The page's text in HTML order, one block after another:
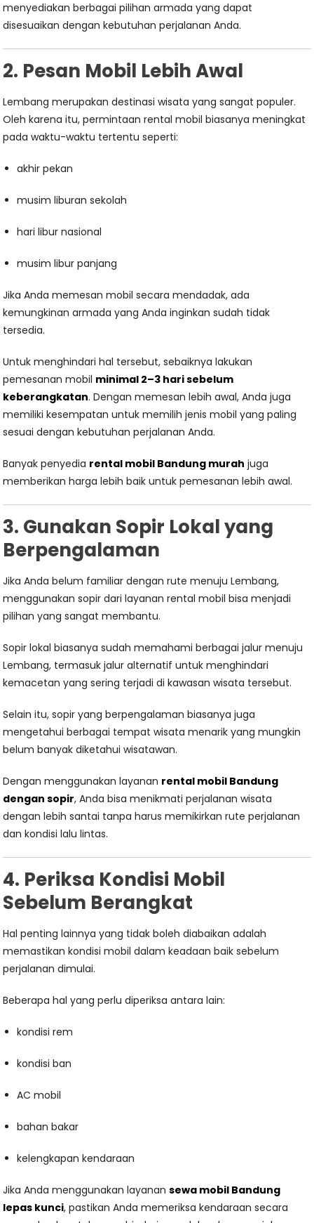
menyediakan berbagai pilihan armada yang dapat
disesuaikan dengan kebutuhan perjalanan Anda.
2. Pesan Mobil Lebih Awal
Lembang merupakan destinasi wisata yang sangat populer.
Oleh karena itu, permintaan rental mobil biasanya meningkat
pada waktu-waktu tertentu seperti:
akhir pekan
musim liburan sekolah
hari libur nasional
musim libur panjang
Jika Anda memesan mobil secara mendadak, ada
kemungkinan armada yang Anda inginkan sudah tidak
tersedia.
Untuk menghindari hal tersebut, sebaiknya lakukan
pemesanan mobil minimal 2–3 hari sebelum
keberangkatan. Dengan memesan lebih awal, Anda juga
memiliki kesempatan untuk memilih jenis mobil yang paling
sesuai dengan kebutuhan perjalanan Anda.
Banyak penyedia rental mobil Bandung murah juga
memberikan harga lebih baik untuk pemesanan lebih awal.
3. Gunakan Sopir Lokal yang
Berpengalaman
Jika Anda belum familiar dengan rute menuju Lembang,
menggunakan sopir dari layanan rental mobil bisa menjadi
pilihan yang sangat membantu.
Sopir lokal biasanya sudah memahami berbagai jalur menuju
Lembang, termasuk jalur alternatif untuk menghindari
kemacetan yang sering terjadi di kawasan wisata tersebut.
Selain itu, sopir yang berpengalaman biasanya juga
mengetahui berbagai tempat wisata menarik yang mungkin
belum banyak diketahui wisatawan.
Dengan menggunakan layanan rental mobil Bandung
dengan sopir, Anda bisa menikmati perjalanan wisata
dengan lebih santai tanpa harus memikirkan rute perjalanan
dan kondisi lalu lintas.
4. Periksa Kondisi Mobil
Sebelum Berangkat
Hal penting lainnya yang tidak boleh diabaikan adalah
memastikan kondisi mobil dalam keadaan baik sebelum
perjalanan dimulai.
Beberapa hal yang perlu diperiksa antara lain:
kondisi rem
kondisi ban
AC mobil
bahan bakar
kelengkapan kendaraan
Jika Anda menggunakan layanansewa mobil Bandung
lepas kunci, pastikan Anda memeriksa kendaraan secara